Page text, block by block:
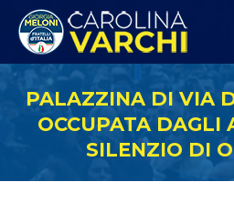
PALAZZINA DI VIA
OCCUPATA DAGLI
SILENZIO DI